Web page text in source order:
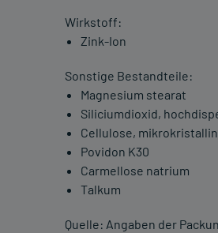
Wirkstoff:
Zink-Ion
Sonstige Bestandteile:
Magnesium stearat
Siliciumdioxid,
Cellulose,
Povidon K30
Carmellose natrium
Talkum
Quelle: Angaben der